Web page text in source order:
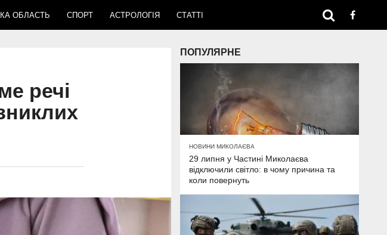
ОБЛАСТЬ СПОРТ АСТРОЛОГІЯ СТАТТІ
речі
ПОПУЛЯРНЕ
НОВИНИ МИКОЛАЄВА
29 липня у Частині Миколаєва
відключили світло: в чому причина та
коли повернуть